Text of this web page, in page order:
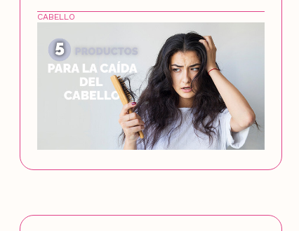
CABELLO